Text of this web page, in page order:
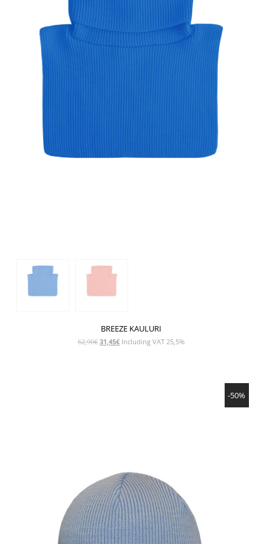
BREEZE KAULURI
62,90€ Alkuperäinen
31,45€Nykyinen
Including VAT 25,5%
-50%